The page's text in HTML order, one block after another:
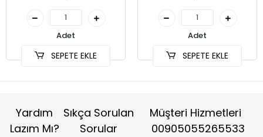
Adet
SEPETE EKLE
Adet
SEPETE EKLE
Yardım
Lazım Mı?
Sıkça Sorulan
Sorular
Müşteri Hizmetleri
00905055265533